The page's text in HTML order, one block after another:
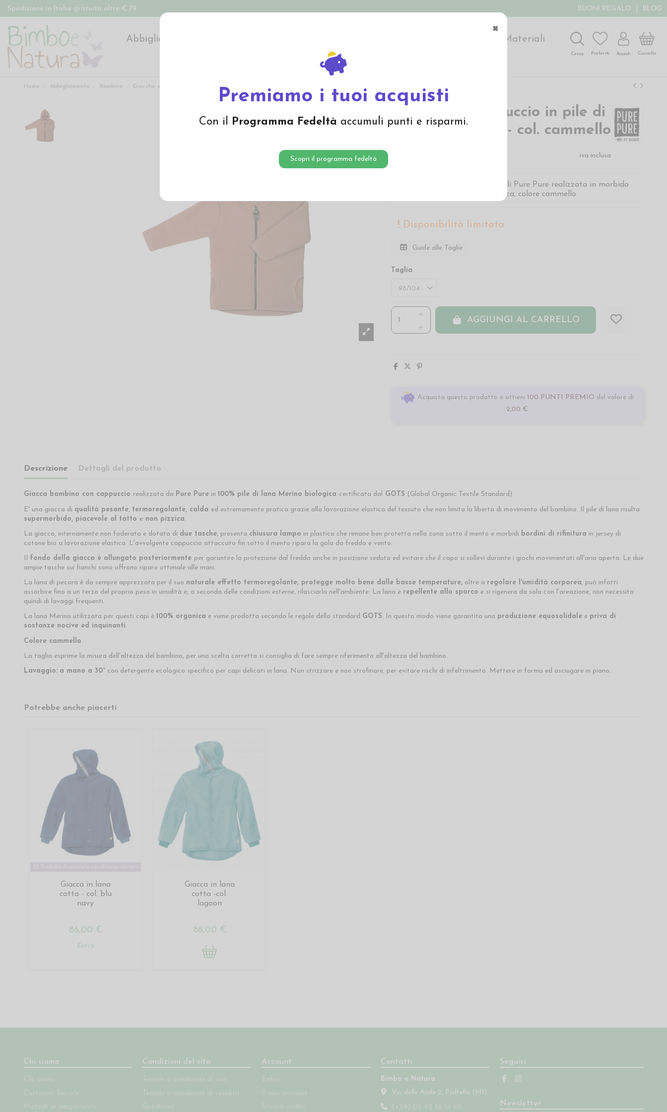
×
Premiamo i tuoi acquisti
Con il Programma Fedeltà accumuli punti e risparmi.
Scopri il programma fedeltà
Spedizione in Italia gratuita oltre € 79 BUONI REGALO BLOG
Abbigliamento
Materiali
Offerte
Cerca Preferiti Accedi Carrello
Home Abbigliamento Bambino Giacche e Cappotti Giacca con cappuccio in pile di lana Merino bio - col. cammello
Giacca con cappuccio in pile di
lana Merino bio - col. cammello
iva inclusa
Giacca bambino con cappuccio di Pure Pure realizzata in morbido
pile di 100% lana Merino biologica, colore cammello
Disponibilità limitata
Guide alle Taglie
Taglia
AGGIUNGI AL CARRELLO
Acquista questo prodotto e ottieni 100 PUNTI PREMIO del valore di
2,00 €
Descrizione Dettagli del prodotto
Giacca bambino con cappuccio realizzata da Pure Purein 100% pile di lana Merino biologica certificata dal GOTS (Global Organic Textile Standard).
E' una giacca di qualità pesante, termoregolante, calda ed estremamente pratica grazie alla lavorazione elastica del tessuto che non limita la libertà di movimento del bambino. Il pile di lana risulta
supermorbido, piacevole al tatto enon pizzica.
La giacca, internamente non foderata e dotata di due tasche, presenta chiusura lampo in plastica che rimane ben protetta nella zona sotto il mento e morbidi bordini di rifinitura in jersey di
cotone bio a lavorazione elastica. L'avvolgente cappuccio attaccato fin sotto il mento ripara la gola da freddo e vento.
fondo della giacca è allungato posteriormente per garantire la protezione dal freddo anche in posizione seduta ed evitare che il capo si sollevi durante i giochi movimentati all'aria aperta. Le due
ampie tasche sui fianchi sono offrono riparo ottimale alle mani.
La lana di pecora è da sempre apprezzata per il suo naturale effetto termoregolante, protegge molto bene dalle basse temperature,oltre a regolare l'umidità corporea, può infatti
assorbire fino a un terzo del proprio peso in umidità e, a seconda delle condizioni esterne, rilasciarla nell'ambiente. La lana è repellente allo sporco e si rigenera da sola con l'areazione, non necessita
quindi di lavaggi frequenti.
La lana Merino utilizzata per questi capi è 100% organica e viene prodotta secondo le regole dello standard GOTS. In questo modo viene garantita una produzione equosolidalee priva di
sostanze nocive ed inquinanti.
Colore cammello.
La taglia esprime la misura dell'altezza del bambino, per una scelta corretta si consiglia di fare sempre riferimento all'altezza del bambino.
Lavaggio: a mano a 30°con detergente ecologico specifico per capi delicati in lana. N on strizzare e non strofinare, per evitare rischi di infeltrimento. Mettere in forma ed asciugare in piano.
Potrebbe anche piacerti
Giacca in lana
cotta - col. blu
navy
86,00 €
Entra
Giacca in lana
cotta -col.
lagoon
86,00 €
Chi siamo
Chi siamo
Customer Service
Metodi di pagamento
Condizioni del sito
Termini e condizioni d' uso
Termini e condizioni di vendita
Spedizioni
Account
Entra
Il mio account
Storico ordini
Contatti
Bimbo e Natura
Via delle Ande 2, Pioltello (MI)
(+39) 02 92 16 14 68
Seguici
Newsletter